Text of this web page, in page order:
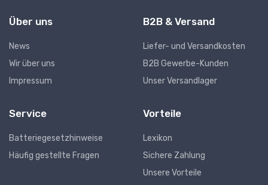
Über uns
News
Wir über uns
Impressum
B2B & Versand
Liefer- und Versandkosten
B2B Gewerbe-Kunden
Unser Versandlager
Service
Batteriegesetzhinweise
Häufig gestellte Fragen
Vorteile
Lexikon
Sichere Zahlung
Unsere Vorteile